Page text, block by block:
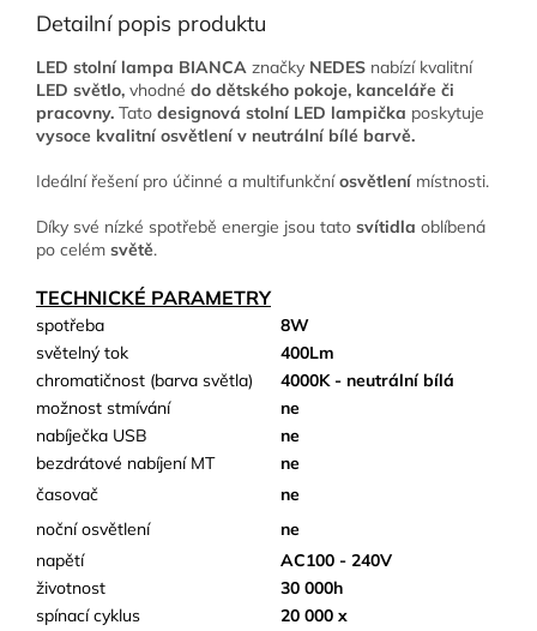
Detailní popis produktu
LED stolní lampa BIANCA značky NEDES nabízí kvalitní
LED světlo, vhodné do dětského pokoje, kanceláře či
pracovny. Tato designová stolní LED lampička poskytuje
vysoce kvalitní osvětlení v neutrální bílé barvě.
Ideální řešení pro účinné a multifunkčníosvětlení místnosti.
Díky své nízké spotřebě energie jsou tato svítidla oblíbená
po celém světě.
TECHNICKÉ PARAMETRY
spotřeba
8W
světelný tok
400Lm
chromatičnost (barva světla)
4000K - neutrální bílá
možnost stmívání
ne
nabíječka USB
ne
bezdrátové nabíjení MT
ne
časovač
ne
noční osvětlení
ne
napětí
AC100 - 240V
životnost
30 000h
spínací cyklus
20 000 x